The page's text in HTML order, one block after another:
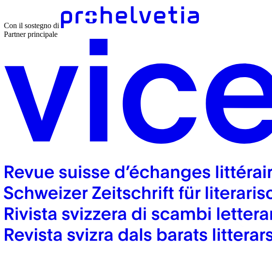
Con il sostegno di
Partner principale